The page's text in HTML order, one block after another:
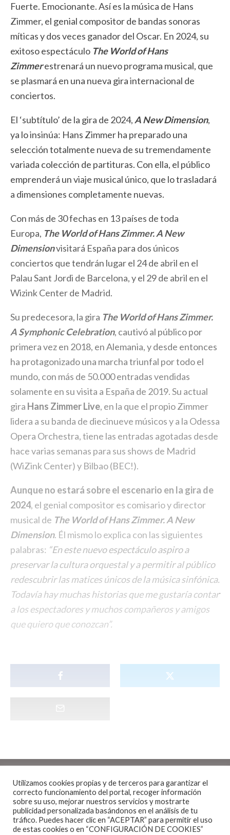
Fuerte. Emocionante. Así es la música de Hans
Zimmer, el genial compositor de bandas sonoras
míticas y dos veces ganador del Oscar. En 2024, su
exitoso espectáculo The World of Hans
Zimmerestrenará un nuevo programa musical, que
se plasmará en una nueva gira internacional de
conciertos.
El ‘subtítulo’ de la gira de 2024, A New Dimension,
ya lo insinúa: Hans Zimmer ha preparado una
selección totalmente nueva de su tremendamente
variada colección de partituras. Con ella, el público
emprenderá un viaje musical único, que lo trasladará
a dimensiones completamente nuevas.
Con más de 30 fechas en 13 países de toda
Europa, The World of Hans Zimmer. A New
Dimensionvisitará España para dos únicos
conciertos que tendrán lugar el 24 de abril en el
Palau Sant Jordi de Barcelona, y el 29 de abril en el
Wizink Center de Madrid.
Su predecesora, la gira The World of Hans Zimmer.
A Symphonic Celebration, cautivó al público por
primera vez en 2018, en Alemania, y desde entonces
ha protagonizado una marcha triunfal por todo el
mundo, con más de 50.000 entradas vendidas
solamente en su visita a España de 2019. Su actual
gira Hans Zimmer Live, en la que el propio Zimmer
lidera a su banda de diecinueve músicos y a la Odessa
Opera Orchestra, tiene las entradas agotadas desde
hace varias semanas para sus shows de Madrid
(WiZink Center) y Bilbao (BEC!).
Aunque no estará sobre el escenario en la gira de
2024, el genial compositor es comisario y director
musical de The World of Hans Zimmer. A New
Dimension. Él mismo lo explica con las siguientes
palabras: “En este nuevo espectáculo aspiro a
preservar la cultura orquestal y a permitir al público
redescubrir las matices únicos de la música sinfónica.
Todavía hay muchas historias que me gustaría contar
a los espectadores y muchos compañeros y amigos
que quiero que conozcan”.
Noticias · 1 Minuto de lectura
Utilizamos cookies propias y de terceros para garantizar el
correcto funcionamiento del portal, recoger información
sobre su uso, mejorar nuestros servicios y mostrarte
publicidad personalizada basándonos en el análisis de tu
tráfico. Puedes hacer clic en “ACEPTAR” para permitir el uso
de estas cookies o en “CONFIGURACIÓN DE COOKIES”